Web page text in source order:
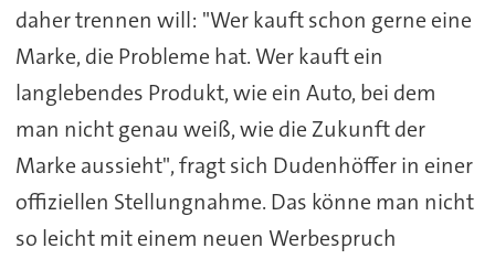
daher trennen will: "Wer kauft schon gerne eine
Marke, die Probleme hat. Wer kauft ein
langlebendes Produkt, wie ein Auto, bei dem
man nicht genau weiß, wie die Zukunft der
Marke aussieht", fragt sich Dudenhöffer in einer
offiziellen Stellungnahme. Das könne man nicht
so leicht mit einem neuen Werbespruch